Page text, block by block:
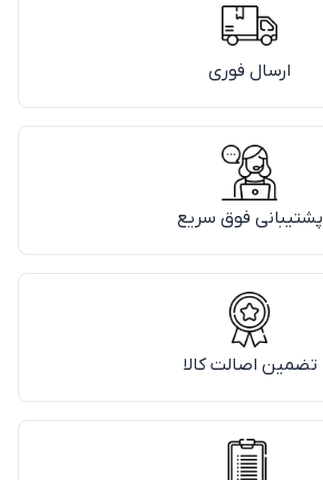
ارسال فوری
پشتیبانی فوق سریع
تضمین اصالت کالا